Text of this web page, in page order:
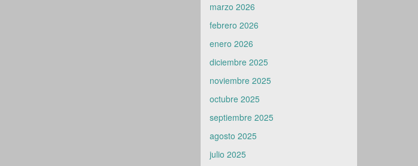
marzo 2026
febrero 2026
enero 2026
diciembre 2025
noviembre 2025
octubre 2025
septiembre 2025
agosto 2025
julio 2025